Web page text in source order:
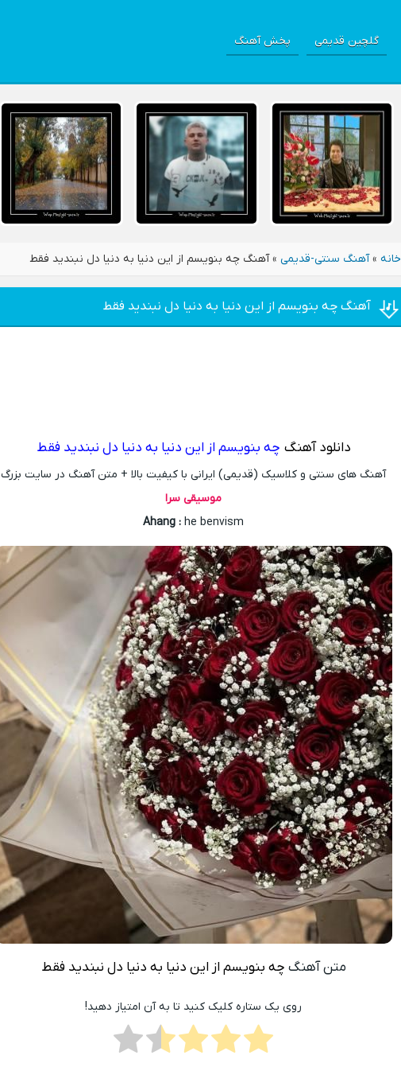
گلچین قدیمی پخش آهنگ
خانه »آهنگ سنتی-قدیمی »آهنگ چه بنویسم از این دنیا به دنیا دل نبندید فقط
آهنگ چه بنویسم از این دنیا به دنیا دل نبندید فقط
دانلود آهنگ چه بنویسم از این دنیا به دنیا دل نبندید فقط
آهنگ های سنتی و کلاسیک (قدیمی) ایرانی با کیفیت بالا + متن آهنگ در سایت بزرگ
موسیقی سرا
Ahang : he benvism
متن آهنگ چه بنویسم از این دنیا به دنیا دل نبندید فقط
روی یک ستاره کلیک کنید تا به آن امتیاز دهید!